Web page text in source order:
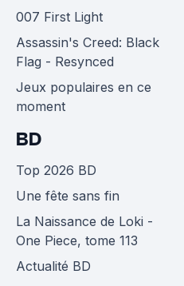
007 First Light
Assassin's Creed: Black
Flag - Resynced
Jeux populaires en ce
moment
BD
Top 2026 BD
Une fête sans fin
La Naissance de Loki -
One Piece, tome 113
Actualité BD